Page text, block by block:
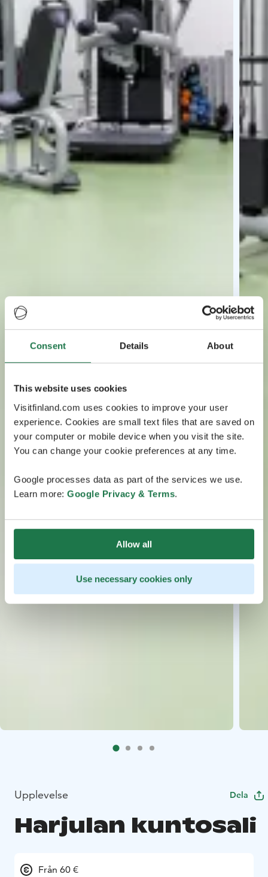
Consent Details About
This website uses cookies
Visitfinland.com uses cookies to improve your user
experience. Cookies are small text files that are saved on
your computer or mobile device when you visit the site.
You can change your cookie preferences at any time.
Google processes data as part of the services we use.
Learn more: Google Privacy & Terms.
Allow all
Use necessary cookies only
Upplevelse Dela
Harjulan kuntosali
Från 60 €